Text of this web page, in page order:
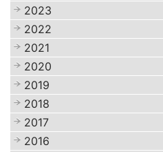
2023
2022
2021
2020
2019
2018
2017
2016